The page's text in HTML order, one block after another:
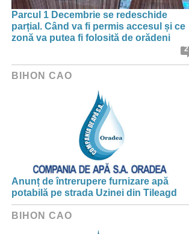
Parcul 1 Decembrie se redeschide
parțial. Când va fi permis accesul și ce
zonă va putea fi folosită de orădeni
2
BIHON CAO
Anunț de întrerupere furnizare apă
potabilă pe strada Uzinei din Tileagd
BIHON CAO